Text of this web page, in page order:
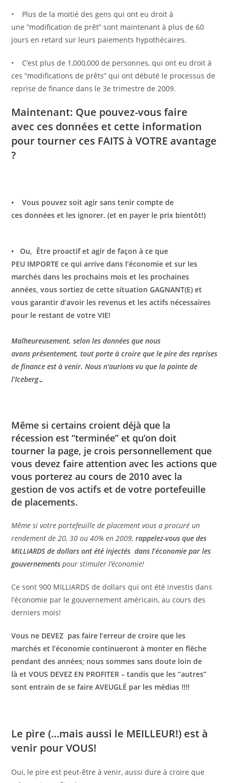
• Plus de la moitié des gens qui ont eu droit à
une ”modification de prêt” sont maintenant à plus de 60
jours en retard sur leurs paiements hypothécaires.
• C’est plus de 1,000,000 de personnes, qui ont eu droit à
ces ”modifications de prêts” qui ont débuté le processus de
reprise de finance dans le 3e trimestre de 2009.
Maintenant: Que pouvez-vous faire
avec ces données et cette information
pour tourner ces FAITS à VOTRE avantage
?
• Vous pouvez soit agir sans tenir compte de
ces données et les ignorer. (et en payer le prix bientôt!)
• Ou, Être proactif et agir de façon à ce que
PEU IMPORTE ce qui arrive dans l’économie et sur les
marchés dans les prochains mois et les prochaines
années, vous sortiez de cette situation GAGNANT(E) et
vous garantir d’avoir les revenus et les actifs nécessaires
pour le restant de votre VIE!
Malheureusement, selon les données que nous
avons présentement, tout porte à croire que le pire des reprises
de finance est à venir. Nous n’aurions vu que la pointe de
l’Iceberg…
Même si certains croient déjà que la
récession est “terminée” et qu’on doit
tourner la page, je crois personnellement que
vous devez faire attention avec les actions que
vous porterez au cours de 2010 avec la
gestion de vos actifs et de votre portefeuille
de placements.
Même si votre portefeuille de placement vous a procuré un
rendement de 20, 30 ou 40% en 2009, rappelez-vous que des
MILLIARDS de dollars ont été injectés dans l’économie par les
gouvernements pour stimuler l’économie!
Ce sont 900 MILLIARDS de dollars qui ont été investis dans
l’économie par le gouvernement américain, au cours des
derniers mois!
Vous ne DEVEZ pas faire l’erreur de croire que les
marchés et l’économie continueront à monter en flèche
pendant des années; nous sommes sans doute loin de
là et VOUS DEVEZ EN PROFITER – tandis que les “autres”
sont entrain de se faire AVEUGLÉ par les médias !!!!
Le pire (…mais aussi le MEILLEUR!) est à
venir pour VOUS!
Oui, le pire est peut-être à venir, aussi dure à croire que